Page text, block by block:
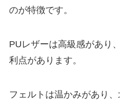
のが特徴です。
PUレザーは高級感があり
利点があります。
フェルトは温かみがあり